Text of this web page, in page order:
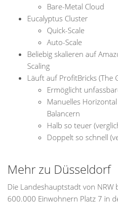
Bare-Metal Cloud
Eucalyptus Cluster
Quick-Scale
Auto-Scale
Beliebig skalieren auf
Scaling
Läuft auf ProfitBricks (The
Ermöglicht
Manuelles
Balancern
Halb so teuer
Doppelt so schnell
Mehr zu Düsseldorf
Die Landeshauptstadt von NRW
600.000 Einwohnern Platz 7 in